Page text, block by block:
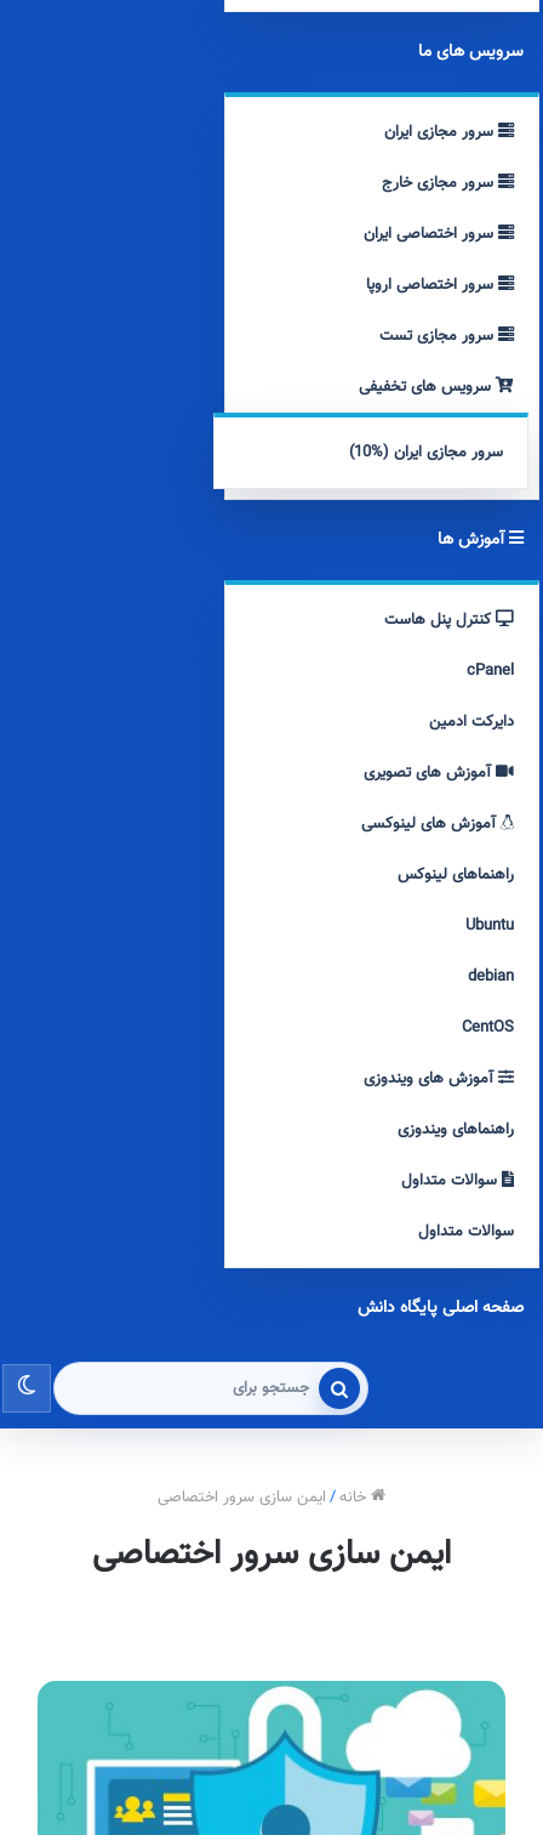
سرویس های ما
سرور مجازی ایران
سرور مجازی خارج
سرور اختصاصی ایران
سرور اختصاصی اروپا
سرور مجازی تست
سرویس های تخفیفی
سرور مجازی ایران (%10)
آموزش ها
کنترل پنل هاست
cPanel
دایرکت ادمین
آموزش های تصویری
آموزش های لینوکسی
راهنماهای لینوکس
Ubuntu
debian
CentOS
آموزش های ویندوزی
راهنماهای ویندوزی
سوالات متداول
سوالات متداول
صفحه اصلی پایگاه دانش
جستجو
برای
خانه/ ایمن سازی سرور اختصاصی
ایمن سازی سرور اختصاصی